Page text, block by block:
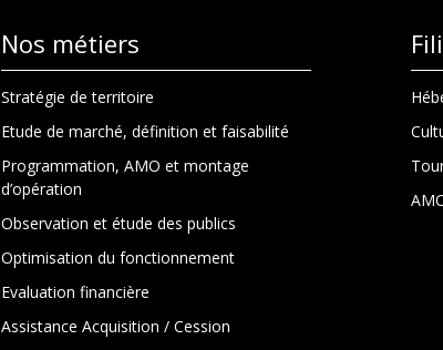
Nos métiers
Stratégie de territoire
Etude de marché, définition et faisabilité
Programmation, AMO et montage
d’opération
Observation et étude des publics
Optimisation du fonctionnement
Evaluation financière
Assistance Acquisition / Cession